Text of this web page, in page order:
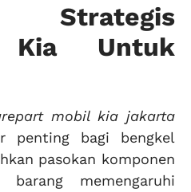
Kia Untuk
mobil kia jakarta
penting bagi bengkel
pasokan komponen
barang memengaruhi